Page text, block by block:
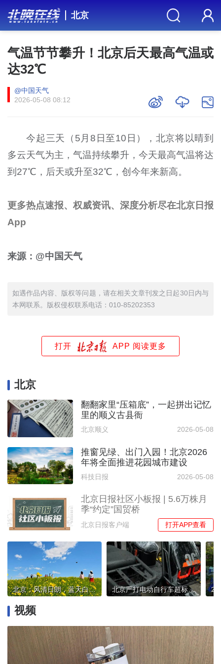
北京
气温节节攀升！北京后天最高气温或
达32℃
@中国天气
2026-05-08 08:12
今起三天（5月8日至10日），北京将以晴到
多云天气为主，气温持续攀升，今天最高气温将达
到27℃，后天或升至32℃，创今年来新高。
更多热点速报、权威资讯、深度分析尽在北京日报
App
来源：@中国天气
如遇作品内容、版权等问题，请在相关文章刊发之日起30日内与
本网联系。版权侵权联系电话：010-85202353
打开 APP 阅读更多
北京
翻翻家里“压箱底”，一起拼出记忆
里的顺义古县衙
北京顺义 2026-05-08
推窗见绿、出门入园！北京2026
年将全面推进花园城市建设
科技日报 2026-05-08
北京日报社区小板报 | 5.6万株月
季“约定”国贸桥
北京日报客户端 打开APP查看
北京：风清日朗，蓝天白云相映，满目皆是治愈好光景 北京严打电动自行车超标改装
视频